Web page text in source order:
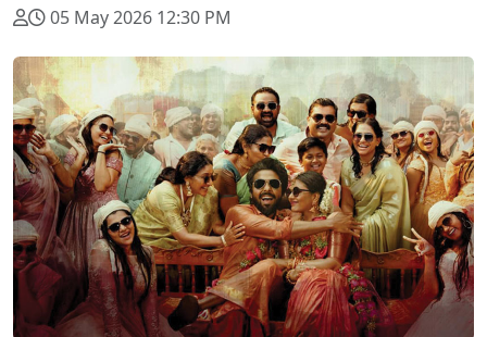
05 May 2026 12:30 PM